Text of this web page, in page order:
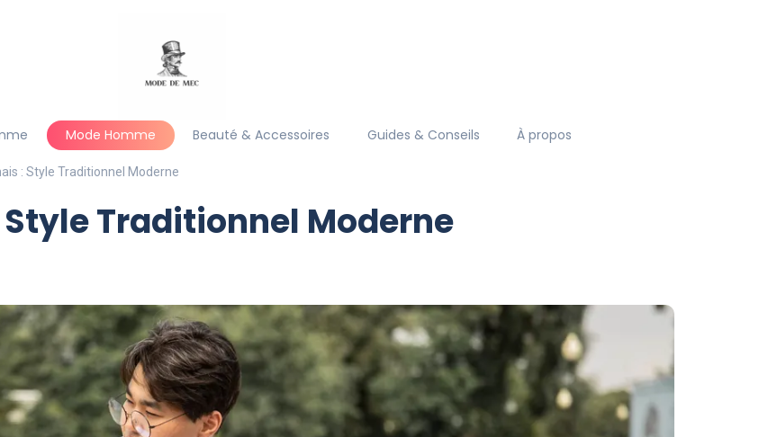
Mode Homme Beauté & Accessoires Guides & Conseils À propos
: Style Traditionnel Moderne
Traditionnel Moderne